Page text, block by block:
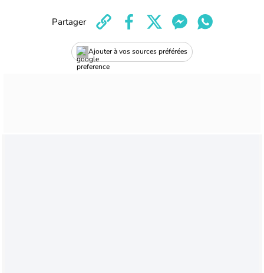
Ajouter à vos sources préférées
Partager